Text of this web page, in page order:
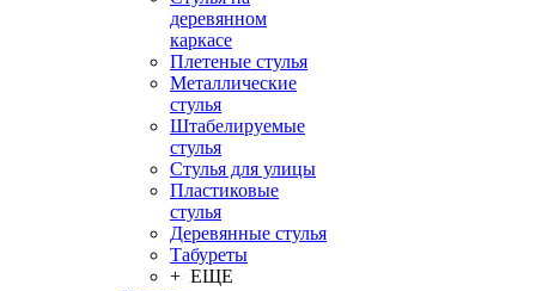
деревянном
каркасе
Плетеные стулья
Металлические
стулья
Штабелируемые
стулья
Стулья для улицы
Пластиковые
стулья
Деревянные стулья
Табуреты
+ ЕЩЕ